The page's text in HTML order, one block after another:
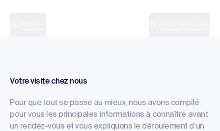
Votre visite chez nous
Pour que tout se passe au mieux, nous avons compilé
pour vous les principales informations à connaître avant
un rendez-vous et vous expliquons le déroulement d’un